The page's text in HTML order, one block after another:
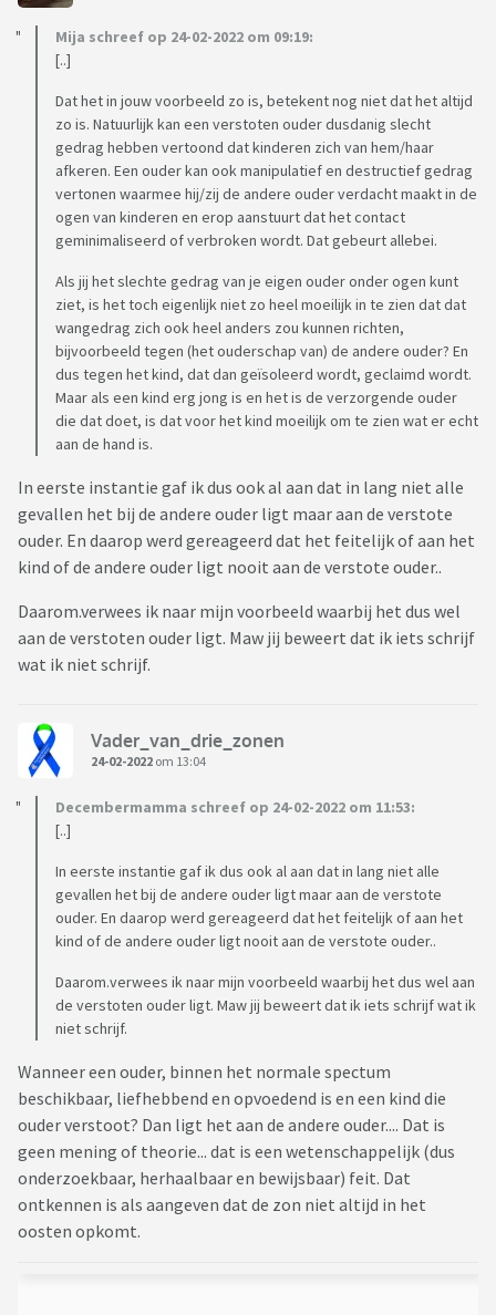
Mija schreef op 24-02-2022 om 09:19:
[..]
Dat het in jouw voorbeeld zo is, betekent nog niet dat het altijd
zo is. Natuurlijk kan een verstoten ouder dusdanig slecht
gedrag hebben vertoond dat kinderen zich van hem/haar
afkeren. Een ouder kan ook manipulatief en destructief gedrag
vertonen waarmee hij/zij de andere ouder verdacht maakt in de
ogen van kinderen en erop aanstuurt dat het contact
geminimaliseerd of verbroken wordt. Dat gebeurt allebei.
Als jij het slechte gedrag van je eigen ouder onder ogen kunt
ziet, is het toch eigenlijk niet zo heel moeilijk in te zien dat dat
wangedrag zich ook heel anders zou kunnen richten,
bijvoorbeeld tegen (het ouderschap van) de andere ouder? En
dus tegen het kind, dat dan geïsoleerd wordt, geclaimd wordt.
Maar als een kind erg jong is en het is de verzorgende ouder
die dat doet, is dat voor het kind moeilijk om te zien wat er echt
aan de hand is.
In eerste instantie gaf ik dus ook al aan dat in lang niet alle
gevallen het bij de andere ouder ligt maar aan de verstote
ouder. En daarop werd gereageerd dat het feitelijk of aan het
kind of de andere ouder ligt nooit aan de verstote ouder..
Daarom.verwees ik naar mijn voorbeeld waarbij het dus wel
aan de verstoten ouder ligt. Maw jij beweert dat ik iets schrijf
wat ik niet schrijf.
Vader_van_drie_zonen
24-02-2022 om 13:04
Decembermamma schreef op 24-02-2022 om 11:53:
[..]
In eerste instantie gaf ik dus ook al aan dat in lang niet alle
gevallen het bij de andere ouder ligt maar aan de verstote
ouder. En daarop werd gereageerd dat het feitelijk of aan het
kind of de andere ouder ligt nooit aan de verstote ouder..
Daarom.verwees ik naar mijn voorbeeld waarbij het dus wel aan
de verstoten ouder ligt. Maw jij beweert dat ik iets schrijf wat ik
niet schrijf.
Wanneer een ouder, binnen het normale spectum
beschikbaar, liefhebbend en opvoedend is en een kind die
ouder verstoot? Dan ligt het aan de andere ouder.... Dat is
geen mening of theorie... dat is een wetenschappelijk (dus
onderzoekbaar, herhaalbaar en bewijsbaar) feit. Dat
ontkennen is als aangeven dat de zon niet altijd in het
oosten opkomt.